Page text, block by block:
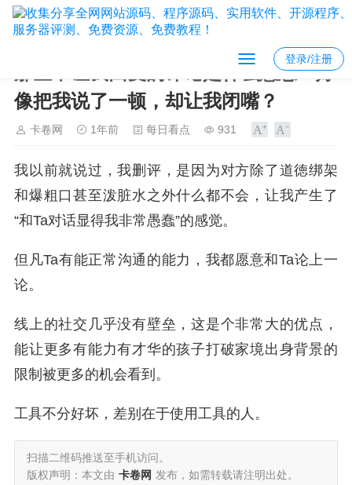
登录/注册
那些不让我回复的评论是什么意思？好
像把我说了一顿，却让我闭嘴？
卡卷网 1年前 每日看点 931
我以前就说过，我删评，是因为对方除了道徳绑架
和爆粗口甚至泼脏水之外什么都不会，让我产生了
“和Ta对话显得我非常愚蠢”的感觉。
但凡Ta有能正常沟通的能力，我都愿意和Ta论上一
论。
线上的社交几乎没有壁垒，这是个非常大的优点，
能让更多有能力有才华的孩子打破家境出身背景的
限制被更多的机会看到。
工具不分好坏，差别在于使用工具的人。
扫描二维码推送至手机访问。
版权声明：本文由 卡卷网 发布，如需转载请注明出处。